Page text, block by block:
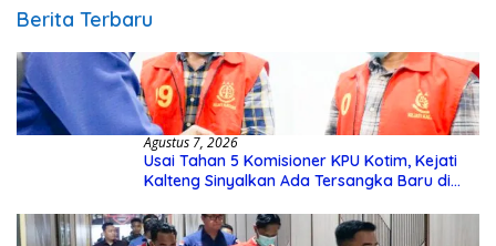
Berita Terbaru
Agustus 7, 2026
Usai Tahan 5 Komisioner KPU Kotim, Kejati
Kalteng Sinyalkan Ada Tersangka Baru di